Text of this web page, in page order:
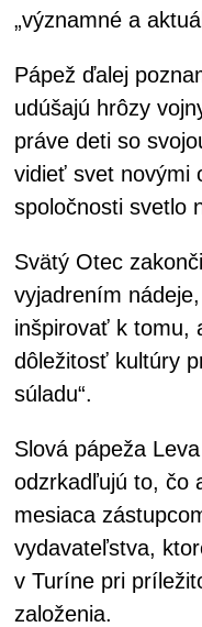
„významné a
Pápež ďalej
udúšajú hrôzy
práve deti so
vidieť svet novými
spoločnosti svetlo
Svätý Otec
vyjadrením
inšpirovať k tomu,
dôležitosť kultúry
súladu“.
Slová pápeža
odzrkadľujú to, čo
mesiaca
vydavateľstva,
v Turíne pri
založenia.